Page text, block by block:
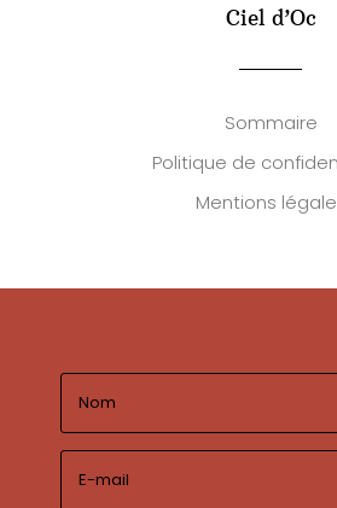
Ciel d’Oc
Sommaire
Politique de
Mentions